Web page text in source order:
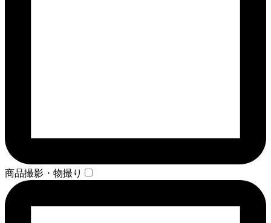
商品撮影・物撮り